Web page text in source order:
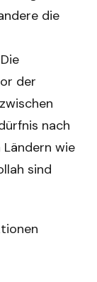
die
der
nach
Ländern wie
sind